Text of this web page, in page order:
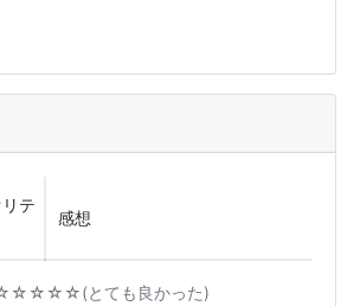
テ
感想
☆☆☆☆☆(とても良かった)